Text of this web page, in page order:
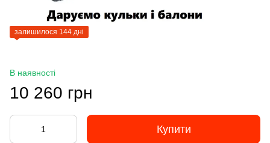
залишилося 144 дні
В наявності
10 260 грн
Купити